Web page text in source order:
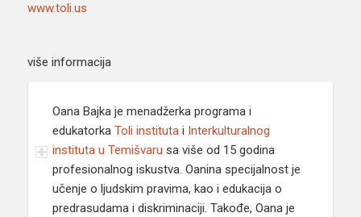
www.toli.us
više informacija
Oana Bajka je menadžerka programa i
edukatorka Toli institutai Interkulturalnog
instituta u Temišvaru sa više od 15 godina
profesionalnog iskustva. Oanina specijalnost je
učenje o ljudskim pravima, kao i edukacija o
predrasudama i diskriminaciji. Takođe, Oana je